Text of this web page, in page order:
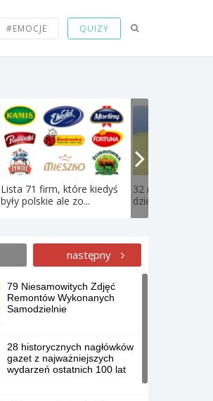
#EMOCJE QUIZY
Lista 71 firm, które kiedyś
były polskie ale zo...
32 najlepsze
dzieciństwa,
następny
79 Niesamowitych Zdjęć
Remontów Wykonanych
Samodzielnie
28 historycznych nagłówków
gazet z najważniejszych
wydarzeń ostatnich 100 lat